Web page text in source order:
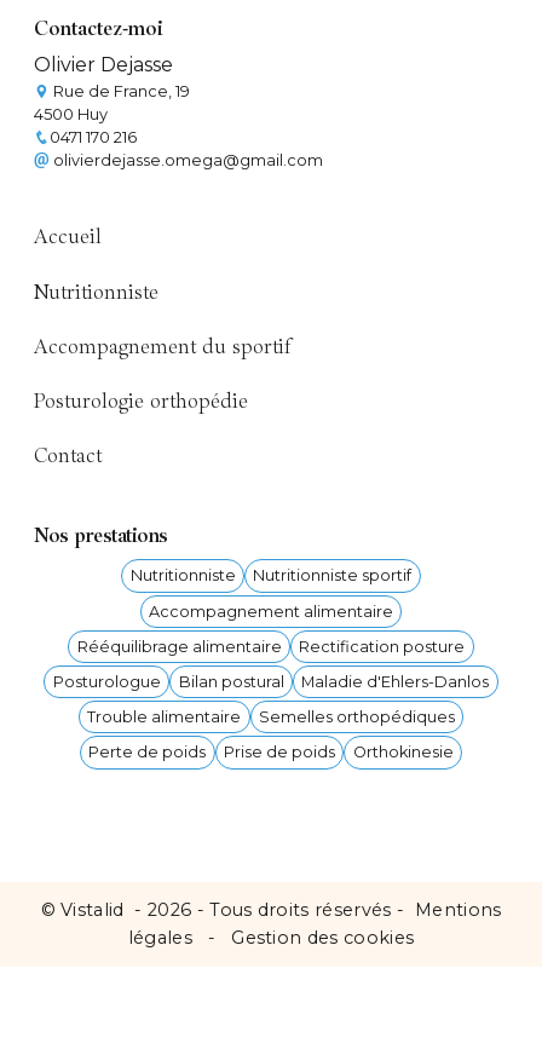
Contactez-moi
Olivier Dejasse
Rue de France, 19
4500 Huy
0471 170 216
olivierdejasse.omega@gmail.com
Accueil
Nutritionniste
Accompagnement du sportif
Posturologie orthopédie
Contact
Nos prestations
Nutritionniste
Nutritionniste sportif
Accompagnement alimentaire
Rééquilibrage alimentaire
Rectification posture
Posturologue
Bilan postural
Maladie d'Ehlers-Danlos
Trouble alimentaire
Semelles orthopédiques
Perte de poids
Prise de poids Orthokinesie
©Vistalid - 2026 - Tous droits réservés -
Mentions
légales
- Gestion des cookies